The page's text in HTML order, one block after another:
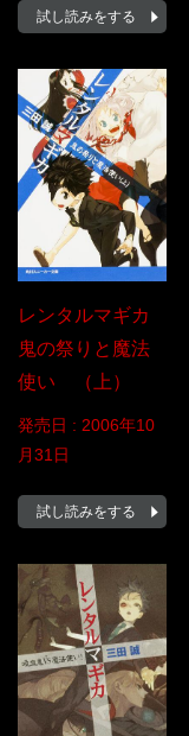
試し読みをする
レンタルマギカ
鬼の祭りと魔法
使い （上）
発売日 : 2006年10
月31日
試し読みをする